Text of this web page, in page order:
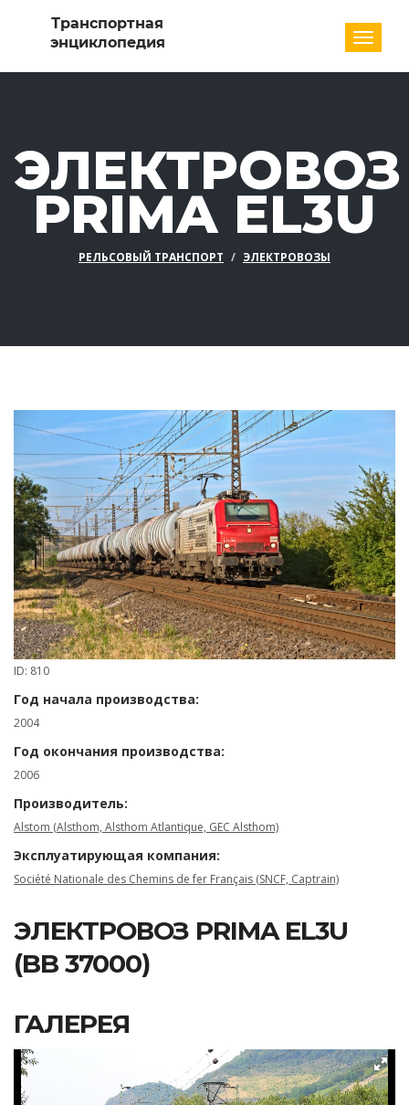
ЭЛЕКТРОВОЗ
PRIMA EL3U
РЕЛЬСОВЫЙ ТРАНСПОРТ ЭЛЕКТРОВОЗЫ
ID: 810
Год начала производства:
2004
Год окончания производства:
2006
Производитель:
Alstom (Alsthom, Alsthom Atlantique, GEC Alsthom)
Эксплуатирующая компания:
Société Nationale des Chemins de fer Français (SNCF, Captrain)
ЭЛЕКТРОВОЗ PRIMA EL3U
(BB 37000)
ГАЛЕРЕЯ